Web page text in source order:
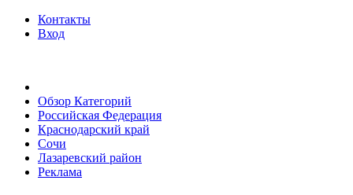
Контакты
Вход
Обзор Категорий
Российская Федерация
Краснодарский край
Сочи
Лазаревский район
Реклама